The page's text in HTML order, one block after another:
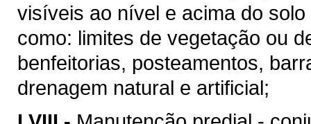
visíveis ao nível e acima do
como: limites de vegetação ou
benfeitorias, posteamentos,
drenagem natural e artificial;